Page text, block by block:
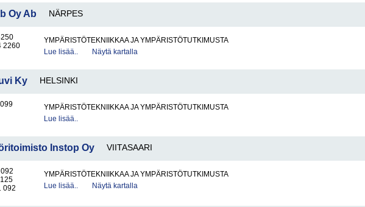
Oy Ab NÄRPES
2260
YMPÄRISTÖTEKNIIKKAA JA YMPÄRISTÖTUTKIMUSTA
Lue lisää..
Näytä kartalla
Ky HELSINKI
YMPÄRISTÖTEKNIIKKAA JA YMPÄRISTÖTUTKIMUSTA
Lue lisää..
Instop Oy VIITASAARI
092
YMPÄRISTÖTEKNIIKKAA JA YMPÄRISTÖTUTKIMUSTA
Lue lisää..
Näytä kartalla